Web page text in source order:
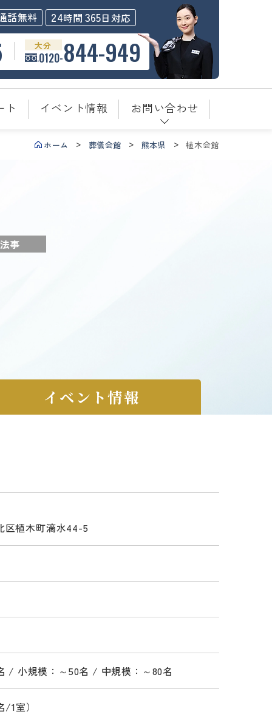
話無料 24時間 365日対応
大分
0120-844-949
ト イベント情報 お問い合わせ
ホーム 葬儀会館 熊本県 植木会館
法事
イベント情報
区植木町滴水44-5
/ 小規模：～50名 / 中規模：～80名
1室）